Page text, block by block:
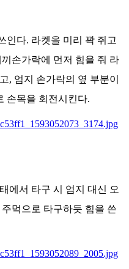
인다. 라켓을 미리 꽉 쥐고
손가락에 먼저 힘을 줘 라
, 엄지 손가락의 옆 부분이
손목을 회전시킨다.
에서 타구 시 엄지 대신 오
먹으로 타구하듯 힘을 쓴